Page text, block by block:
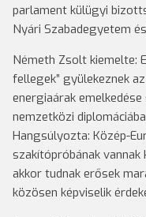
parlament külügyi
Nyári Szabadegyetem
Németh Zsolt kiemelte:
fellegek” gyülekeznek
energiaárak
nemzetközi
Hangsúlyozta: Közép-
szakítópróbának
akkor tudnak erősek
közösen képviselik